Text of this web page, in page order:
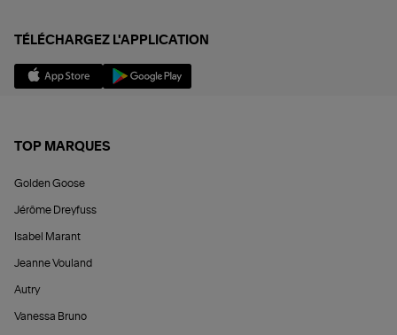
TÉLÉCHARGEZ L'APPLICATION
TOP MARQUES
Golden Goose
Jérôme Dreyfuss
Isabel Marant
Jeanne Vouland
Autry
Vanessa Bruno